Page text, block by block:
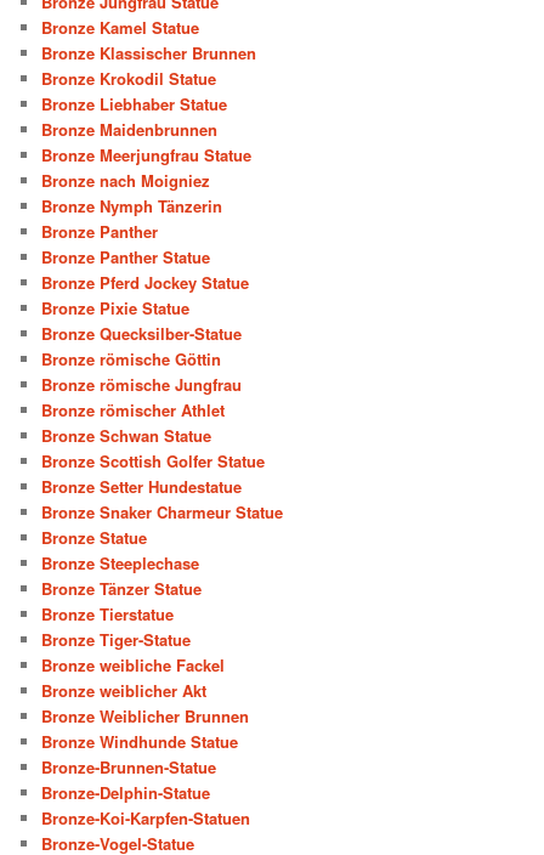
Bronze Kamel Statue
Bronze Klassischer Brunnen
Bronze Krokodil Statue
Bronze Liebhaber Statue
Bronze Maidenbrunnen
Bronze Meerjungfrau Statue
Bronze nach Moigniez
Bronze Nymph Tänzerin
Bronze Panther
Bronze Panther Statue
Bronze Pferd Jockey Statue
Bronze Pixie Statue
Bronze Quecksilber-Statue
Bronze römische Göttin
Bronze römische Jungfrau
Bronze römischer Athlet
Bronze Schwan Statue
Bronze Scottish Golfer Statue
Bronze Setter Hundestatue
Bronze Snaker Charmeur Statue
Bronze Statue
Bronze Steeplechase
Bronze Tänzer Statue
Bronze Tierstatue
Bronze Tiger-Statue
Bronze weibliche Fackel
Bronze weiblicher Akt
Bronze Weiblicher Brunnen
Bronze Windhunde Statue
Bronze-Brunnen-Statue
Bronze-Delphin-Statue
Bronze-Koi-Karpfen-Statuen
Bronze-Vogel-Statue